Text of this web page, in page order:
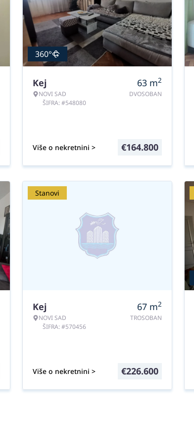
360°
Kej
NOVI SAD
ŠIFRA: #548080
63 m2
DVOSOBAN
Više o nekretnini > €164.800
Stanovi
Kej
NOVI SAD
ŠIFRA: #570456
67 m2
TROSOBAN
Više o nekretnini > €226.600